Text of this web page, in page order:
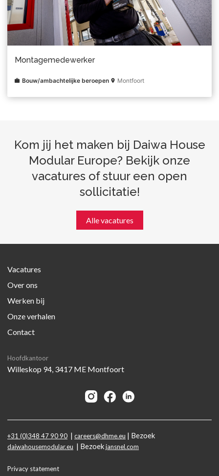
Montagemedewerker
Bouw/ambachtelijke beroepen Montfoort
Kom jij het maken bij Daiwa House
Modular Europe? Bekijk onze
vacatures of stuur een open
sollicitatie!
Alle vacatures
Vacatures
Over ons
Werken bij
Onze verhalen
Contact
Hoofdkantoor
Willeskop 94, 3417 ME Montfoort
+31 (0)348 47 90 90 | careers@dhme.eu | Bezoek
daiwahousemodular.eu | Bezoekjansnel.com
Privacy statement